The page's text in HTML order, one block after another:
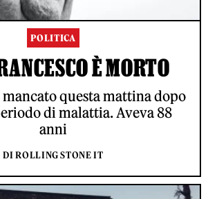
POLITICA
È MORTO
questa mattina dopo
di malattia. Aveva 88
anni
DI ROLLING STONE IT